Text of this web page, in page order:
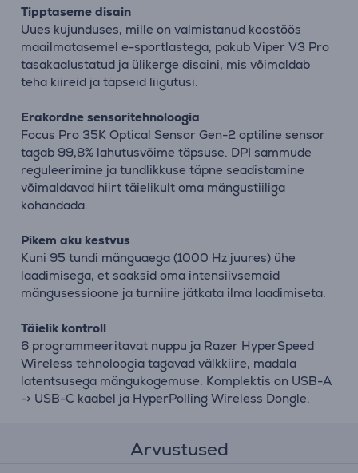
Tipptaseme disain
Uues kujunduses, mille on valmistanud koostöös
maailmatasemel e-sportlastega, pakub Viper V3 Pro
tasakaalustatud ja ülikerge disaini, mis võimaldab
teha kiireid ja täpseid liigutusi.
Erakordne sensoritehnoloogia
Focus Pro 35K Optical Sensor Gen-2 optiline sensor
tagab 99,8% lahutusvõime täpsuse. DPI sammude
reguleerimine ja tundlikkuse täpne seadistamine
võimaldavad hiirt täielikult oma mängustiiliga
kohandada.
Pikem aku kestvus
Kuni 95 tundi mänguaega (1000 Hz juures) ühe
laadimisega, et saaksid oma intensiivsemaid
mängusessioone ja turniire jätkata ilma laadimiseta.
Täielik kontroll
6 programmeeritavat nuppu ja Razer HyperSpeed
Wireless tehnoloogia tagavad välkkiire, madala
latentsusega mängukogemuse. Komplektis on USB-A
-> USB-C kaabel ja HyperPolling Wireless Dongle.
Arvustused